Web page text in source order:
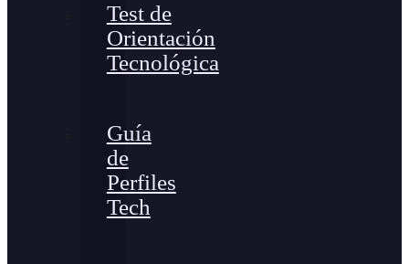
Test de
Orientación
Tecnológica
Guía
de
Perfiles
Tech